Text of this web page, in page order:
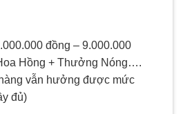
đồng – 9.000.000
Hồng + Thưởng Nóng….
vẫn hưởng được mức
đủ)